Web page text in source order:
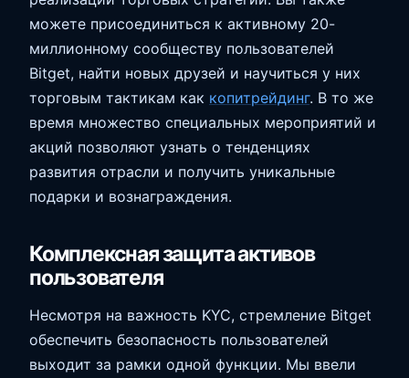
можете присоединиться к активному 20-
миллионному сообществу пользователей
Bitget, найти новых друзей и научиться у них
торговым тактикам как копитрейдинг. В то же
время множество специальных мероприятий и
акций позволяют узнать о тенденциях
развития отрасли и получить уникальные
подарки и вознаграждения.
Комплексная защита активов
пользователя
Несмотря на важность KYC, стремление Bitget
обеспечить безопасность пользователей
выходит за рамки одной функции. Мы ввели